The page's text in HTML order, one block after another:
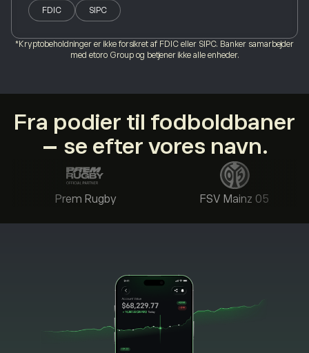
FDIC SIPC
*Kryptobeholdninger er ikke forsikret af FDIC eller SIPC. Banker samarbejder
med etoro Group og betjener ikke alle enheder.
Fra podier til fodboldbaner
– se efter vores navn.
Prem Rugby FSV Mainz 05